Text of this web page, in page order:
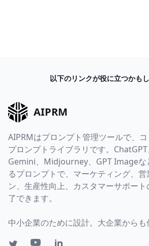
以下のリンクが役に立つかもし
AIPRM
AIPRMはプロンプト管理ツールで、
プロンプトライブラリです。ChatGPT
Gemini、Midjourney、GPT Imageな
るプロンプトで、マーケティング、営
ン、生産性向上、カスタマーサポー
了できます。
中小企業のために設計。大企業からも